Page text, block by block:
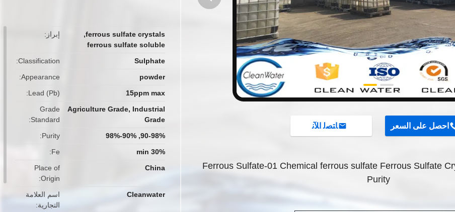
إبراز ferrous sulfate crystals
,
ferrous sulfate soluble
Classification
Sulphate
Appearance
powder
Lead (Pb)
15ppm max
Grade
Standard
Agriculture Grade, Industrial
Grade
Purity
90-98%, 90%-98%
Fe
30% min
Place of
Origin
China
اسم العلامة
التجارية
Cleanwater
احصل على السعر ﺎﺘﺼﻟ ﺍﻶﻧ
Ferrous Sulfate-01 Chemical ferrous sulfate Ferrous Sulfate
Purity